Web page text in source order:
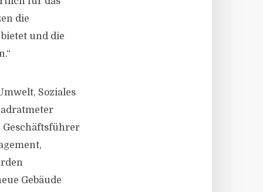
die
und die
Soziales
Geschäftsführer
Gebäude